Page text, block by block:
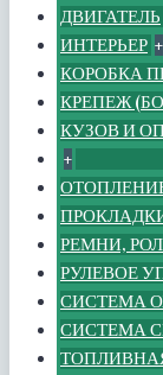
ДВИГАТЕЛЬ
ИНТЕРЬЕР +
КОРОБКА
КРЕПЕЖ
КУЗОВ И
+
РЕМНИ,
РУЛЕВОЕ
СИСТЕМА
СИСТЕМА